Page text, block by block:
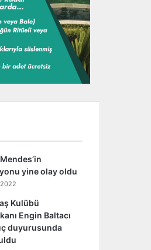
yine olay oldu
Kulübü
Engin Baltacı
duyurusunda